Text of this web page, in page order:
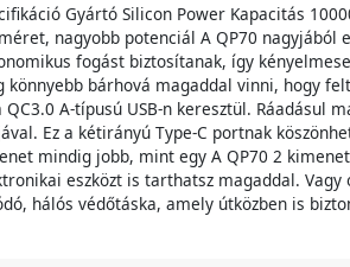
Gyártó Silicon Power Kapacitás
nagyobb potenciál A QP70
fogást biztosítanak, így
könnyebb bárhová magaddal vinni, hogy
QC3.0 A-típusú USB-n keresztül.
Ez a kétirányú Type-C portnak
mindig jobb, mint egy A QP70 2
eszközt is tarthatsz magaddal.
hálós védőtáska, amely útközben is